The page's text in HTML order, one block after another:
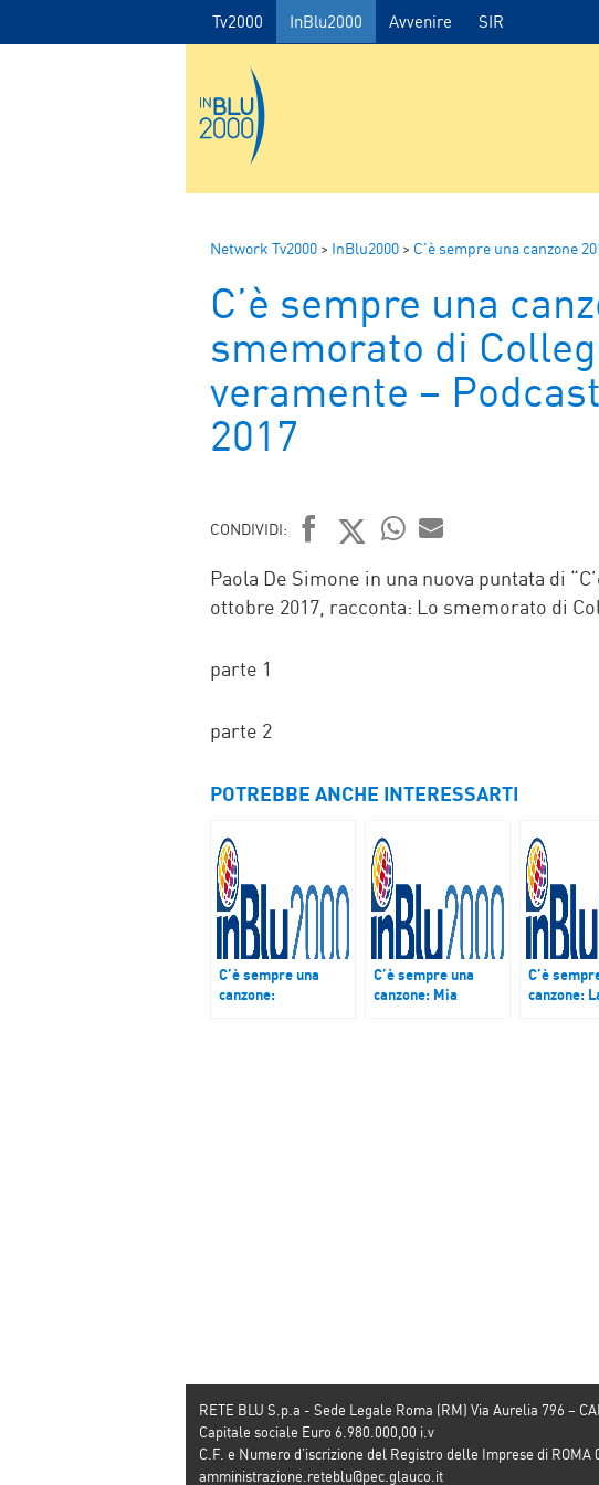
Tv2000 InBlu2000 Avvenire SIR
Network Tv2000 > InBlu2000 > C'è sempre una canzone
C’è sempre una
smemorato di
veramente –
2017
CONDIVIDI:
FACEBOOK
TWITTER
WHATSAPP
MAIL
Paola De Simone in una nuova puntata di
ottobre 2017, racconta: Lo smemorato di
parte 1
parte 2
POTREBBE ANCHE INTERESSARTI
C’è sempre una
canzone:
C’è sempre una
canzone: Mia
C’è
canzone:
RETE BLU S.p.a - Sede Legale Roma (RM) Via Aurelia 796 –
Capitale sociale Euro 6.980.000,00 i.v
C.F. e Numero d’iscrizione del Registro delle Imprese di ROMA
amministrazione.reteblu@pec.glauco.it